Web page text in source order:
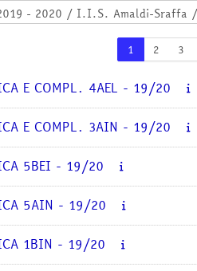
1 Pagina 1
2Pagina 2
3
E COMPL. 4AEL - 19/20
E COMPL. 3AIN - 19/20
5BEI - 19/20
5AIN - 19/20
1BIN - 19/20